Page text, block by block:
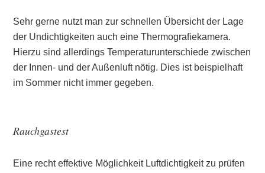
Sehr gerne nutzt man zur schnellen Übersicht der Lage
der Undichtigkeiten auch eine Thermografiekamera.
Hierzu sind allerdings Temperaturunterschiede zwischen
der Innen- und der Außenluft nötig. Dies ist beispielhaft
im Sommer nicht immer gegeben.
Rauchgastest
Eine recht effektive Möglichkeit Luftdichtigkeit zu prüfen